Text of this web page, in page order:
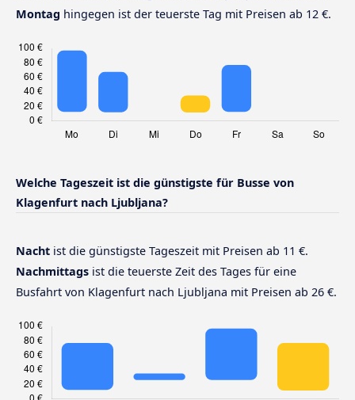
Montag hingegen ist der teuerste Tag mit Preisen ab 12 €.
Welche Tageszeit ist die günstigste für Busse von
Klagenfurt nach Ljubljana?
Nacht ist die günstigste Tageszeit mit Preisen ab 11 €.
Nachmittags ist die teuerste Zeit des Tages für eine
Busfahrt von Klagenfurt nach Ljubljana mit Preisen ab 26 €.